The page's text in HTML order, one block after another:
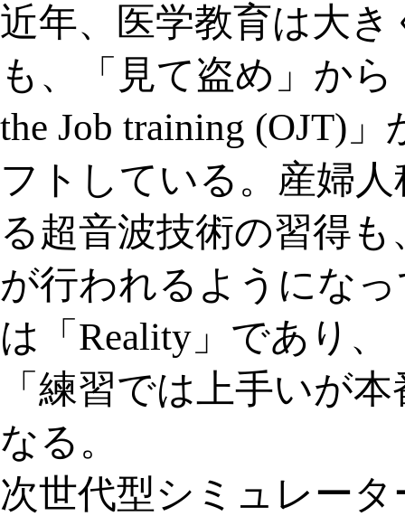
近年、医学教育は大
も、「見て盗め」か
the Job training (OJT)
フトしている。産婦
る超音波技術の習得
が行われるようにな
は「Reality」であり
「練習では上手いが
なる。
次世代型シミュレータ